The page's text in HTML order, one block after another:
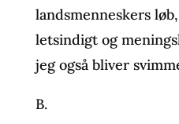
landsmenneskers løb,
letsindigt og
jeg også bliver
B.